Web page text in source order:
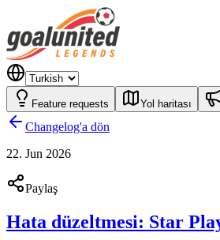
Feature requests Yol haritası
Changelog'a dön
22. Jun 2026
Paylaş
Hata düzeltmesi: Star